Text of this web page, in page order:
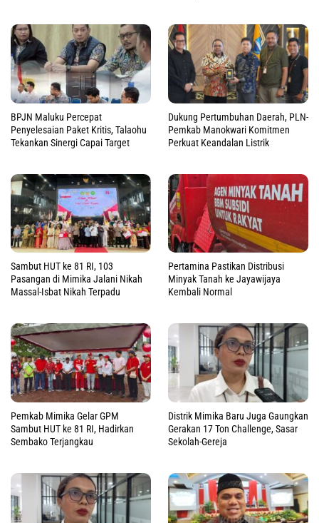
BPJN Maluku Percepat
Penyelesaian Paket Kritis, Talaohu
Tekankan Sinergi Capai Target
Dukung Pertumbuhan Daerah, PLN-
Pemkab Manokwari Komitmen
Perkuat Keandalan Listrik
Sambut HUT ke 81 RI, 103
Pasangan di Mimika Jalani Nikah
Massal-Isbat Nikah Terpadu
Pertamina Pastikan Distribusi
Minyak Tanah ke Jayawijaya
Kembali Normal
Pemkab Mimika Gelar GPM
Sambut HUT ke 81 RI, Hadirkan
Sembako Terjangkau
Distrik Mimika Baru Juga Gaungkan
Gerakan 17 Ton Challenge, Sasar
Sekolah-Gereja